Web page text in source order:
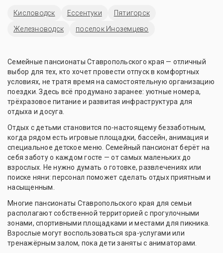
Кисловодск Ессентуки
Пятигорск
Железноводск
поселок Иноземцево
Семейные пансионаты Ставропольского края — отличный
выбор для тех, кто хочет провести отпуск в комфортных
условиях, не тратя время на самостоятельную организацию
поездки. Здесь всё продумано заранее: уютные номера,
трёхразовое питание и развитая инфраструктура для
отдыха и досуга.
Отдых с детьми становится по-настоящему беззаботным,
когда рядом есть игровые площадки, бассейн, анимация и
специальное детское меню. Семейный пансионат берёт на
себя заботу о каждом госте — от самых маленьких до
взрослых. Не нужно думать о готовке, развлечениях или
поиске няни: персонал поможет сделать отдых приятным и
насыщенным.
Многие пансионаты Ставропольского края для семьи
располагают собственной территорией с прогулочными
зонами, спортивными площадками и местами для пикника.
Взрослые могут воспользоваться spa-услугами или
тренажёрным залом, пока дети заняты с аниматорами.